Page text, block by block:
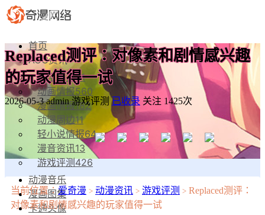
首页
ACG资讯
动漫影视81
动画情报560
漫画情报182
动漫周边11
轻小说情报64
漫音资讯13
游戏评测426
动漫音乐
漫画图集
卡通头像
Replaced测评：对像素和剧情感兴趣
的玩家值得一试
2026-05-3 admin 游戏评测 已收录 关注 1425次
当前位置：爱奇漫 > 动漫资讯 > 游戏评测 > Replaced测评：
对像素和剧情感兴趣的玩家值得一试